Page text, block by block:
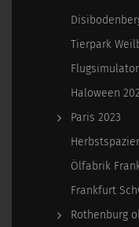
Tierpark
Haloween
Paris 2023
Ölfabrik
Frankfurt
Rothenburg